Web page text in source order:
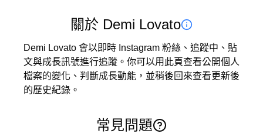
關於 Demi Lovato
Demi Lovato 會以即時 Instagram 粉絲、追蹤中、貼
文與成長訊號進行追蹤。你可以用此頁查看公開個人
檔案的變化、判斷成長動能，並稍後回來查看更新後
的歷史紀錄。
常見問題